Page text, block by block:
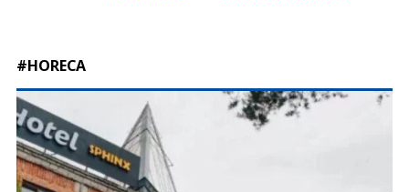
#HORECA